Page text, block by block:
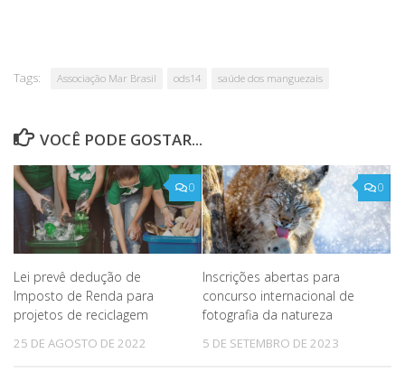
Tags: Associação Mar Brasil ods14 saúde dos manguezais
VOCÊ PODE GOSTAR...
0
Lei prevê dedução de
Imposto de Renda para
projetos de reciclagem
25 DE AGOSTO DE 2022
0
Inscrições abertas para
concurso internacional de
fotografia da natureza
5 DE SETEMBRO DE 2023